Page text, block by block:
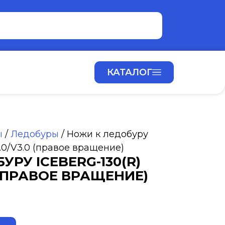
КАТАЛОГ
/ Ледобуры / Ножи к ледобуру
V3.0 (правое вращение)
ICEBERG-130(R)
ВРАЩЕНИЕ)